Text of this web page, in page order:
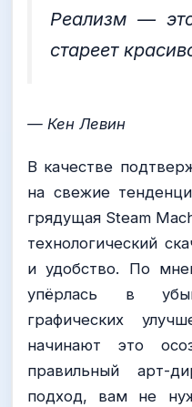
Реализм —
стареет
— Кен Левин
В качестве
на свежие
грядущая Steam
технологический
и удобство. По
упёрлась в
графических
начинают это
правильный арт-
подход, вам не